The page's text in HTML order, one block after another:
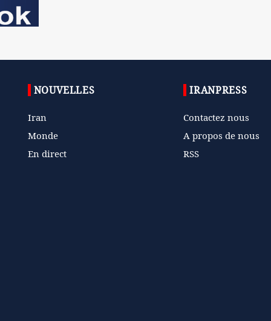
NOUVELLES
Iran
Monde
En direct
IRANPRESS
Contactez nous
A propos de nous
RSS